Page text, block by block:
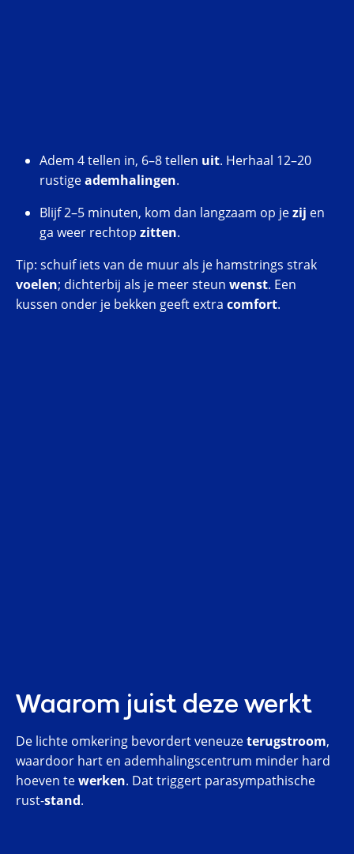
Adem 4 tellen in, 6–8 tellen uit. Herhaal 12–20
rustigeademhalingen.
Blijf 2–5 minuten, kom dan langzaam op jezij en
ga weer rechtop zitten.
Tip: schuif iets van de muur als je hamstrings strak
voelen; dichterbij als je meer steun wenst. Een
kussen onder je bekken geeft extra comfort.
Waarom juist deze werkt
De lichte omkering bevordert veneuzeterugstroom,
waardoor hart en ademhalingscentrum minder hard
hoeven tewerken. Dat triggert parasympathische
rust-stand.